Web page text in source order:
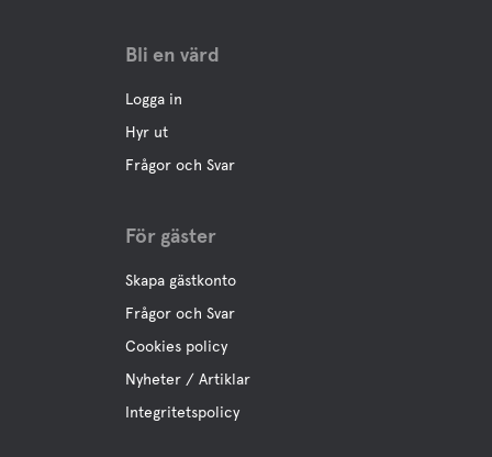
Bli en värd
Logga in
Hyr ut
Frågor och Svar
För gäster
Skapa gästkonto
Frågor och Svar
Cookies policy
Nyheter / Artiklar
Integritetspolicy